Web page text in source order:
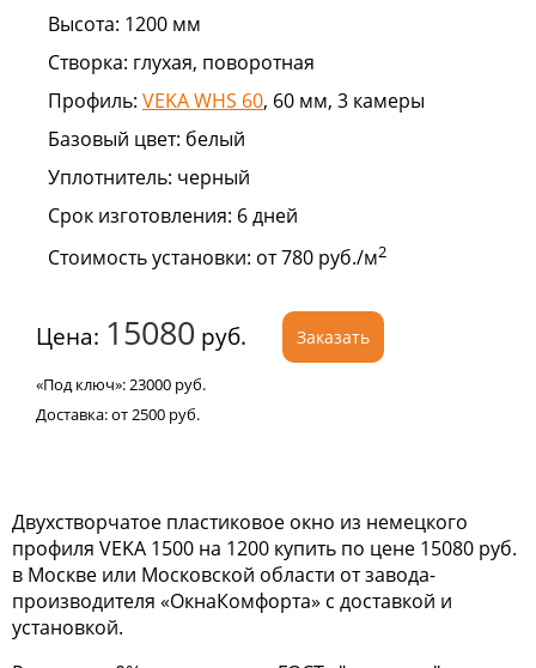
Высота: 1200 мм
Створка: глухая, поворотная
Профиль: VEKA WHS 60, 60 мм, 3 камеры
Базовый цвет: белый
Уплотнитель: черный
Срок изготовления: 6 дней
Стоимость установки: от 780 руб./м2
Цена: 15080 руб.
«Под ключ»:23000 руб.
Доставка:от 2500 руб.
Заказать
Двухстворчатое пластиковое окно из немецкого
профиля VEKA 1500 на 1200 купить по цене 15080 руб.
в Москве или Московской области от завода-
производителя «ОкнаКомфорта» с доставкой и
установкой.